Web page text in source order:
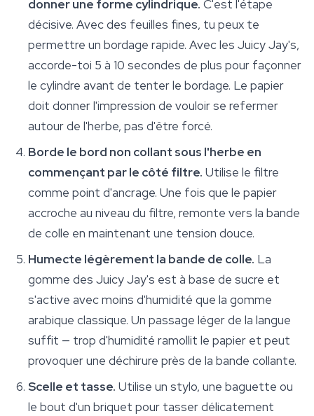
donner une forme cylindrique. C'est l'étape
décisive. Avec des feuilles fines, tu peux te
permettre un bordage rapide. Avec les Juicy Jay's,
accorde-toi 5 à 10 secondes de plus pour façonner
le cylindre avant de tenter le bordage. Le papier
doit donner l'impression de vouloir se refermer
autour de l'herbe, pas d'être forcé.
Borde le bord non collant sous l'herbe en
commençant par le côté filtre. Utilise le filtre
comme point d'ancrage. Une fois que le papier
accroche au niveau du filtre, remonte vers la bande
de colle en maintenant une tension douce.
Humecte légèrement la bande de colle. La
gomme des Juicy Jay's est à base de sucre et
s'active avec moins d'humidité que la gomme
arabique classique. Un passage léger de la langue
suffit — trop d'humidité ramollit le papier et peut
provoquer une déchirure près de la bande collante.
Scelle et tasse. Utilise un stylo, une baguette ou
le bout d'un briquet pour tasser délicatement